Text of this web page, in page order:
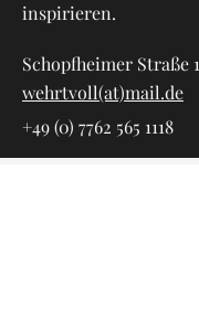
inspirieren.
Schopfheimer Straße 1
wehrtvoll(at)mail.de
+49 (0) 7762 565 1118